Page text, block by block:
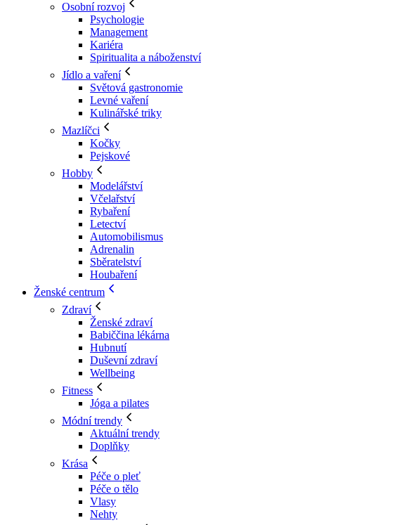
Osobní rozvoj
Psychologie
Management
Kariéra
Spiritualita a náboženství
Jídlo a vaření
Světová gastronomie
Levné vaření
Kulinářské triky
Mazlíčci
Kočky
Pejskové
Hobby
Modelářství
Včelařství
Rybaření
Letectví
Automobilismus
Adrenalin
Sběratelství
Houbaření
Ženské centrum
Zdraví
Ženské zdraví
Babiččina lékárna
Hubnutí
Duševní zdraví
Wellbeing
Fitness
Jóga a pilates
Módní trendy
Aktuální trendy
Doplňky
Krása
Péče o pleť
Péče o tělo
Vlasy
Nehty